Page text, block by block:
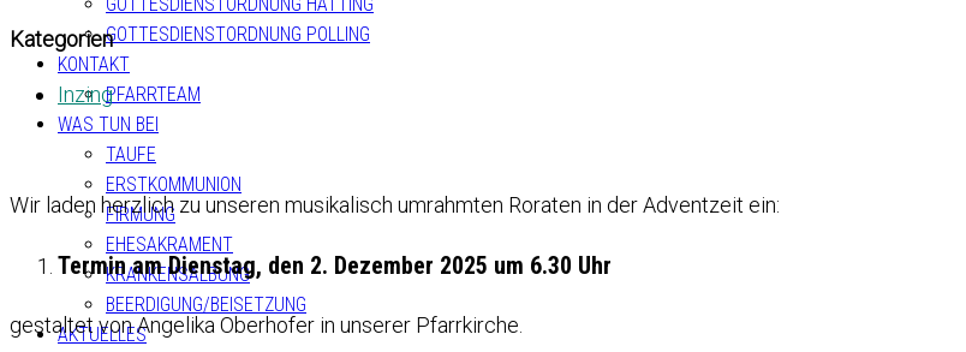
GOTTESDIENSTORDNUNG POLLING
KONTAKT
PFARRTEAM
WAS TUN BEI
TAUFE
ERSTKOMMUNION
FIRMUNG
EHESAKRAMENT
KRANKENSALBUNG
BEERDIGUNG/BEISETZUNG
AKTUELLES
Kategorien
Inzing
Wir laden herzlich zu unseren musikalisch umrahmten Roraten in der Adventzeit ein:
Termin am Dienstag, den 2. Dezember 2025 um 6.30 Uhr
gestaltet von Angelika Oberhofer in unserer Pfarrkirche.